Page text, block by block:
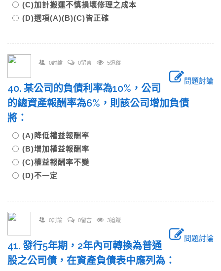
(C)加計搬運不慎損壞修理之成本
(D)選項(A)(B)(C)皆正確
0討論 0留言 5追蹤
問題討論
40. 某公司的負債利率為10%，公司
的總資產報酬率為6%，則該公司增加負債
將：
(A)降低權益報酬率
(B)增加權益報酬率
(C)權益報酬率不變
(D)不一定
0討論 0留言 3追蹤
問題討論
41. 發行5年期，2年內可轉換為普通
股之公司債，在資產負債表中應列為：